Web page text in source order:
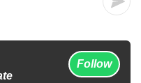
Follow